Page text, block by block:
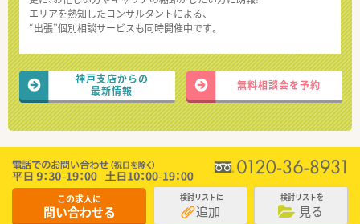
エリアを熟知したコンサルタントによる、
“出張”個別相談サービスも同時開催中です。
神戸支店からの
最新情報
無料相談会を予約
この求人に
問い合わせる
検討リストに
追加
検討リストを
見る